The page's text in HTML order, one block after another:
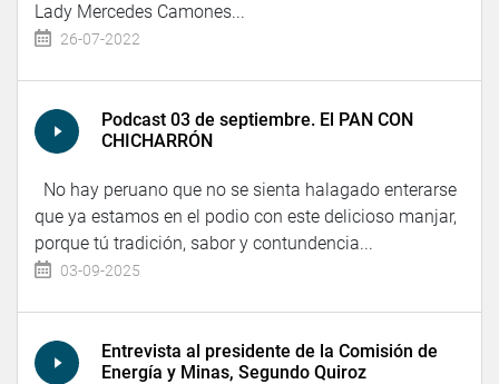
Lady Mercedes Camones...
26-07-2022
Podcast 03 de septiembre. El PAN CON
CHICHARRÓN
No hay peruano que no se sienta halagado enterarse
que ya estamos en el podio con este delicioso manjar,
porque tú tradición, sabor y contundencia...
03-09-2025
Entrevista al presidente de la Comisión de
Energía y Minas, Segundo Quiroz